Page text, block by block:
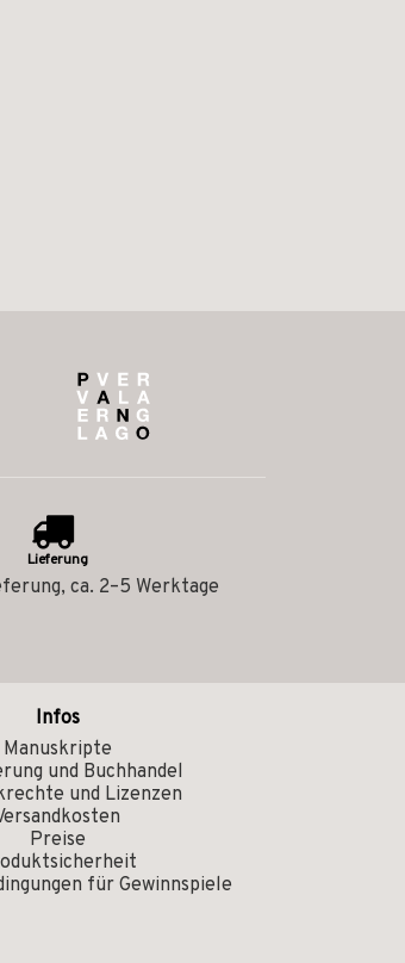
Lieferung
ca. 2–5 Werktage
Infos
Manuskripte
und Buchhandel
und Lizenzen
Preise
für Gewinnspiele